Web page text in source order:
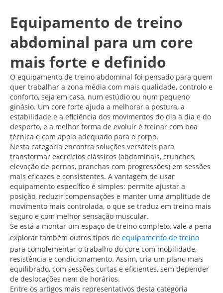
Equipamento de treino
abdominal para um core
mais forte e definido
O equipamento de treino abdominal foi pensado para quem
quer trabalhar a zona média com mais qualidade, controlo e
conforto, seja em casa, num estúdio ou num pequeno
ginásio. Um core forte ajuda a melhorar a postura, a
estabilidade e a eficiência dos movimentos do dia a dia e do
desporto, e a melhor forma de evoluir é treinar com boa
técnica e com apoio adequado para o corpo.
Nesta categoria encontra soluções versáteis para
transformar exercícios clássicos (abdominais, crunches,
elevação de pernas, pranchas com progressões) em sessões
mais eficazes e consistentes. A vantagem de usar
equipamento específico é simples: permite ajustar a
posição, reduzir compensações e manter uma amplitude de
movimento mais controlada, o que se traduz em treino mais
seguro e com melhor sensação muscular.
Se está a montar um espaço de treino completo, vale a pena
explorar também outros tipos de equipamento de treino
para complementar o trabalho do core com mobilidade,
resistência e condicionamento. Assim, cria um plano mais
equilibrado, com sessões curtas e eficientes, sem depender
de deslocações nem de horários.
Entre os artigos mais representativos desta categoria